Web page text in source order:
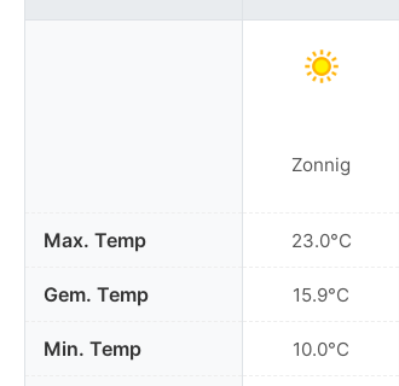
Max. Temp
Gem. Temp
Min. Temp
Zonnig
23.0°C
15.9°C
10.0°C